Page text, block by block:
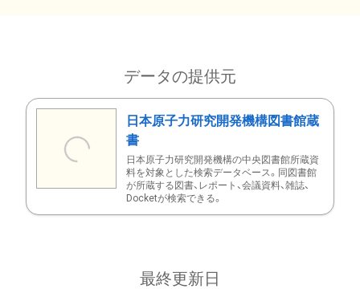
データの提供元
日本原子力研究開発機構図書館蔵
書
日本原子力研究開発機構の中央図書館所蔵資
料を対象とした検索データベース。同図書館
が所蔵する図書、レポート、会議資料、雑誌、
Docketが検索できる。
最終更新日